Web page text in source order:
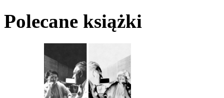
Polecane książki